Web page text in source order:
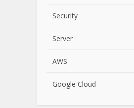
Security
Server
AWS
Google Cloud